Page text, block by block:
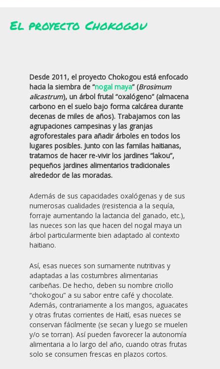
El proyecto Chokogou
Desde 2011, el proyecto Chokogou está enfocado
hacia la siembra de “nogal maya” (Brosimum
alicastrum), un árbol frutal “oxalógeno” (almacena
carbono en el suelo bajo forma calcárea durante
decenas de miles de años). Trabajamos con las
agrupaciones campesinas y las granjas
agroforestales para añadir árboles en todos los
lugares posibles. Junto con las familas haitianas,
tratamos de hacer re-vivir los jardines “lakou”,
pequeños jardines alimentarios tradicionales
alrededor de las moradas.
Además de sus capacidades oxalógenas y de sus
numerosas cualidades (resistencia a la sequía,
forraje aumentando la lactancia del ganado, etc.),
las nueces son las que hacen del nogal maya un
árbol particularmente bien adaptado al contexto
haitiano.
Así, esas nueces son sumamente nutritivas y
adaptadas a las costumbres alimentarias
caribeñas. De hecho, deben su nombre criollo
“chokogou” a su sabor entre café y chocolate.
Además, contrariamente a los mangos, aguacates
y otras frutas corrientes de Haití, esas nueces se
conservan fácilmente (se secan y luego se muelen
y/o se torran). Así pueden favorecer la autonomía
alimentaria a lo largo del año, cuando otras frutas
solo se consumen frescas en plazos cortos.